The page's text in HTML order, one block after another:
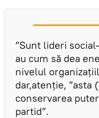
”Sunt lideri
au cum să dea
nivelul
dar,atenție, ”asta
conservarea
partid”.